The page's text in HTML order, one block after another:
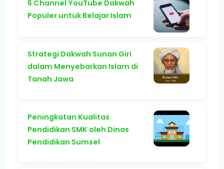
6 Channel YouTube Dakwah
Populer untuk Belajar Islam
Strategi Dakwah Sunan Giri
dalam Menyebarkan Islam di
Tanah Jawa
Peningkatan Kualitas
Pendidikan SMK oleh Dinas
Pendidikan Sumsel